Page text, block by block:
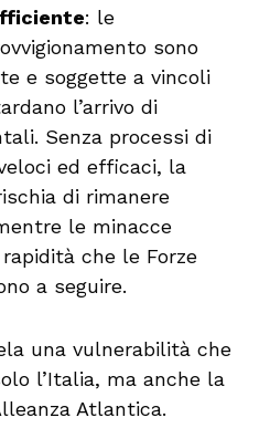
: le
sono
e soggette a vincoli
l’arrivo di
Senza processi di
ed efficaci, la
di rimanere
le minacce
che le Forze
a seguire.
una vulnerabilità che
l’Italia, ma anche la
Atlantica.